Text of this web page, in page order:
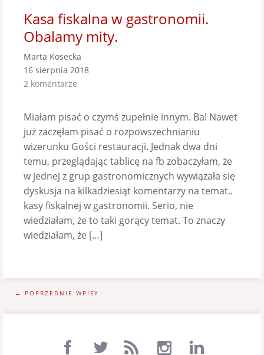
Kasa fiskalna w gastronomii.
Obalamy mity.
Marta Kosecka
16 sierpnia 2018
2 komentarze
Miałam pisać o czymś zupełnie innym. Ba! Nawet
już zaczęłam pisać o rozpowszechnianiu
wizerunku Gości restauracji. Jednak dwa dni
temu, przeglądając tablicę na fb zobaczyłam, że
w jednej z grup gastronomicznych wywiązała się
dyskusja na kilkadziesiąt komentarzy na temat..
kasy fiskalnej w gastronomii. Serio, nie
wiedziałam, że to taki gorący temat. To znaczy
wiedziałam, że […]
← POPRZEDNIE WPISY